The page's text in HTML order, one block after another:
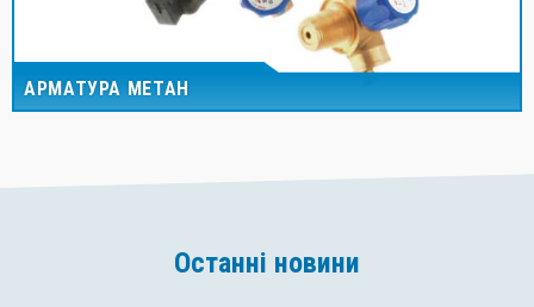
АРМАТУРА МЕТАН
Останні новини